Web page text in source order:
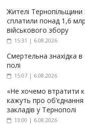
Жителі Тернопільщини
сплатили понад 1,6
військового збору
15:31 | 6.08.2026
Смертельна знахідка
полі
15:07 | 6.08.2026
«Не хочемо втратити
кажуть про
закладів у Тернополі
13:00 | 6.08.2026